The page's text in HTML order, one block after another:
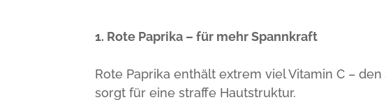
1. Rote Paprika – für mehr Spannkraft
Rote Paprika enthält extrem viel Vitamin C –
sorgt für eine straffe Hautstruktur.